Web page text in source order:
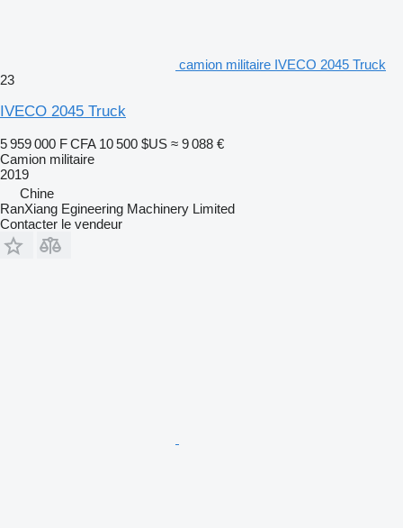
camion militaire IVECO 2045 Truck
23
IVECO 2045 Truck
5 959 000 F CFA 10 500 $US ≈ 9 088 €
Camion militaire
2019
Chine
RanXiang Egineering Machinery Limited
Contacter le vendeur